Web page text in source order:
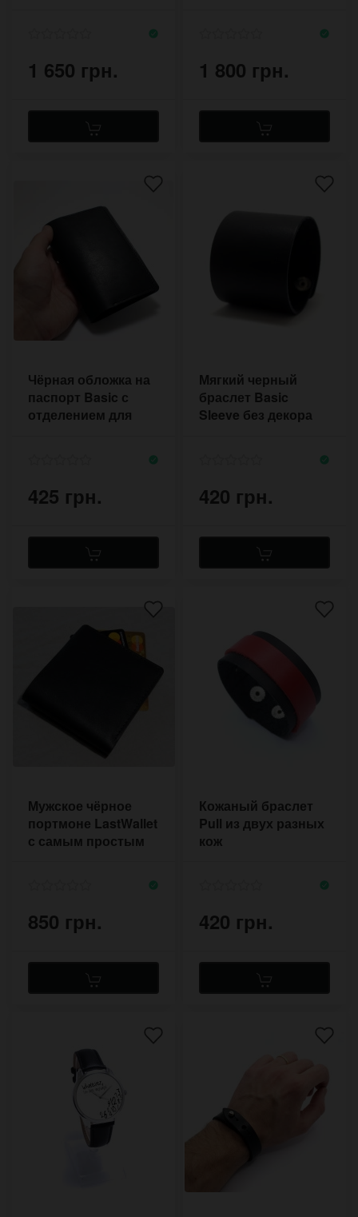
1 650 грн. 1 800 грн.
Чёрная обложка на
паспорт Basic с
отделением для
425 грн.
Мягкий черный
браслет Basic
Sleeve без декора
420 грн.
Мужское чёрное
портмоне LastWallet
с самым простым
850 грн.
Кожаный браслет
Pull из двух разных
кож
420 грн.